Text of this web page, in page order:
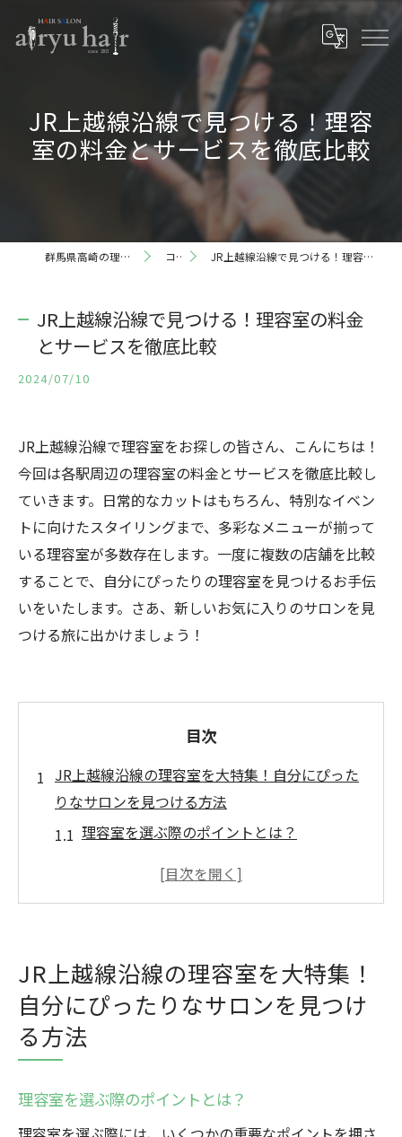
JR上越線沿線で見つける！理容
室の料金とサービスを徹底比較
群馬県高崎の理容室ならairyu hair コラム JR上越線沿線で見つける！理容室の料金とサービスを徹底比較
JR上越線沿線で見つける！理容室の料金
とサービスを徹底比較
2024/07/10
JR上越線沿線で理容室をお探しの皆さん、こんにちは！
今回は各駅周辺の理容室の料金とサービスを徹底比較し
ていきます。日常的なカットはもちろん、特別なイベン
トに向けたスタイリングまで、多彩なメニューが揃って
いる理容室が多数存在します。一度に複数の店舗を比較
することで、自分にぴったりの理容室を見つけるお手伝
いをいたします。さあ、新しいお気に入りのサロンを見
つける旅に出かけましょう！
目次
JR上越線沿線の理容室を大特集！自分にぴった
りなサロンを見つける方法
理容室を選ぶ際のポイントとは？
沿線ごとの理容室の特徴を知る
予約システムと待ち時間の確認方法
理容室の料金を徹底比較！JR上越線沿線のお得
なサロンを探そう
追加オプションとその料金
JR上越線沿線の理容室を大特集！
自分にぴったりなサロンを見つけ
る方法
理容室を選ぶ際のポイントとは？